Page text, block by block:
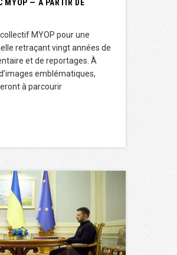
MYOP — À PARTIR DE
MYOP pour une
retraçant vingt années de
et de reportages. À
emblématiques,
à parcourir